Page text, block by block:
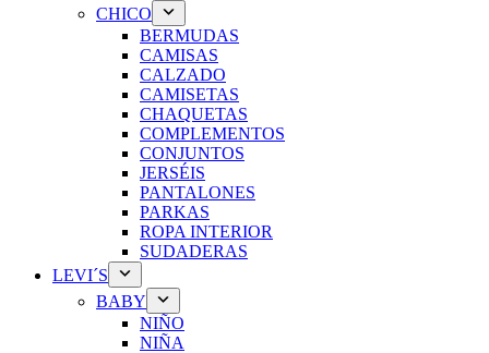
CHICO
BERMUDAS
CAMISAS
CALZADO
CAMISETAS
CHAQUETAS
COMPLEMENTOS
CONJUNTOS
JERSÉIS
PANTALONES
PARKAS
ROPA INTERIOR
SUDADERAS
LEVI´S
BABY
NIÑO
NIÑA